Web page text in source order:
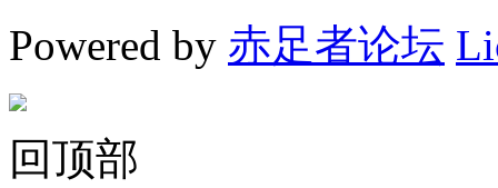
Powered by 赤足者论坛
回顶部